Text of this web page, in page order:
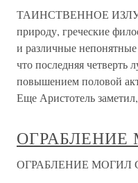
ТАИНСТВЕННОЕ
природу, греческие
и различные
что последняя четверть
повышением половой
Еще Аристотель
ОГРАБЛЕНИЕ
ОГРАБЛЕНИЕ МОГИЛ